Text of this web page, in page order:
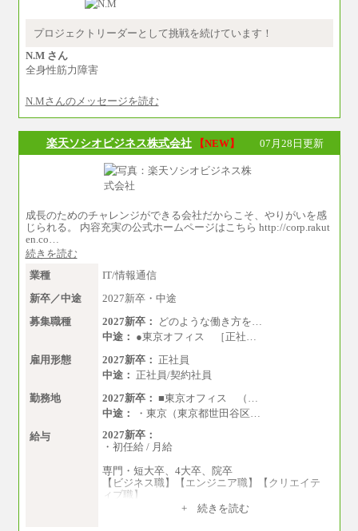
※経験・スキルを考慮の上、当社規程により決
※試用期間中も給与に変更はございません。
プロジェクトリーダーとして挑戦を続けています！
N.M さん
全身性筋力障害
N.Mさんのメッセージを読む
楽天ソシオビジネス株式会社 【NEW】 07月28日更新
成長のためのチャレンジができる会社だからこそ、やりがいを感
じられる。 内容充実の公式ホームページはこちら http://corp.rakut
en.co…
続きを読む
業種
IT/情報通信
新卒／中途
2027新卒・中途
募集職種
2027新卒：
どのような働き方を…
中途： ●東京オフィス ［正社…
雇用形態
2027新卒： 正社員
中途： 正社員/契約社員
勤務地
2027新卒： ■東京オフィス （…
中途：
・東京（東京都世田谷区…
給与
2027新卒：
・初任給 / 月給
専門・短大卒、4大卒、院卒
【ビジネス職】【エンジニア職】【クリエイテ
ィブ職】
+ 続きを読む